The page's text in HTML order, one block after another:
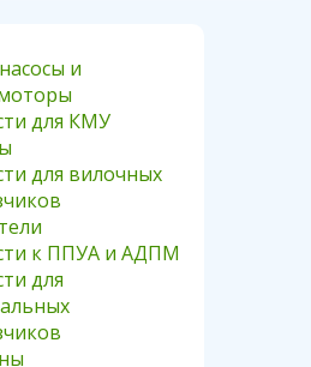
и
для КМУ
для вилочных
к ППУА и АДПМ
для